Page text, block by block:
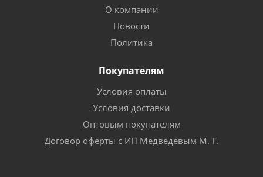
О компании
Новости
Политика
Покупателям
Условия оплаты
Условия доставки
Оптовым покупателям
Договор оферты с ИП Медведевым М. Г.